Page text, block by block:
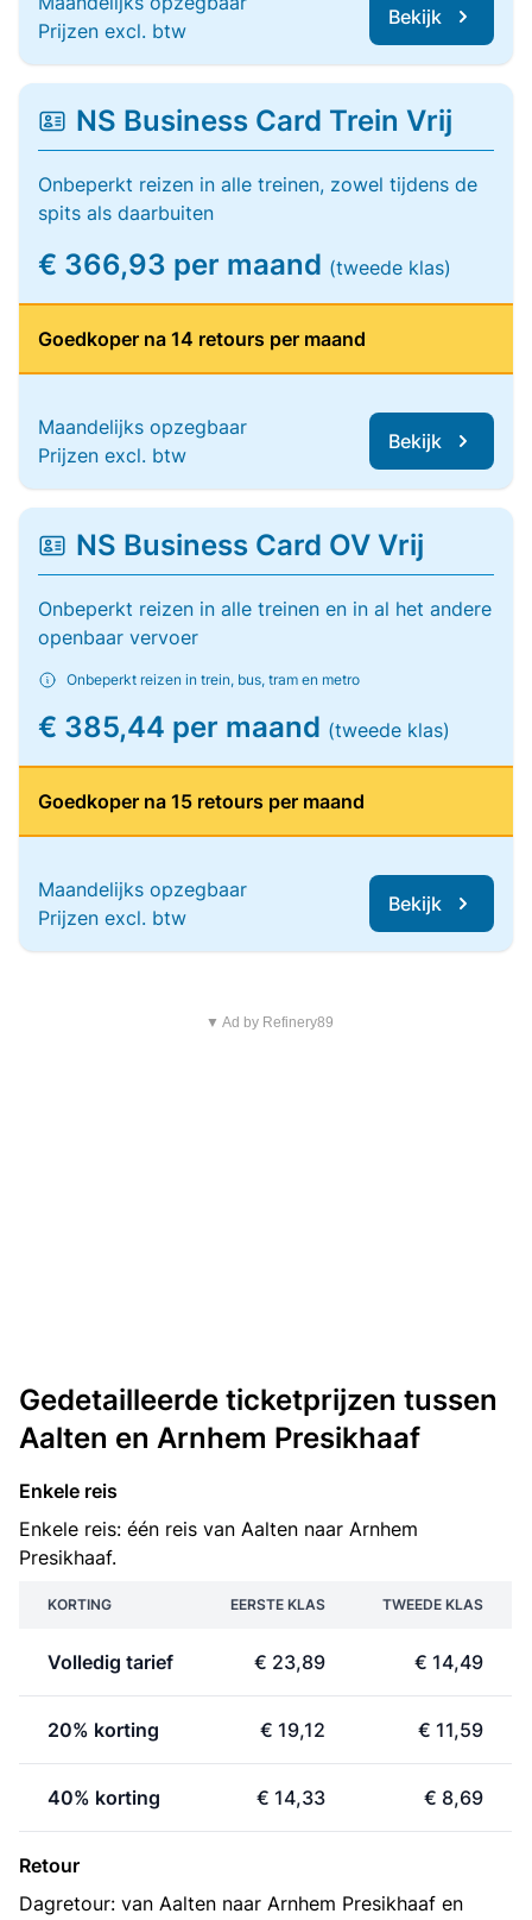
Prijzen excl. btw
Bekijk
NS Business Card Trein Vrij
Onbeperkt reizen in alle treinen, zowel tijdens de
spits als daarbuiten
€ 366,93 per maand (tweede klas)
Goedkoper na 14 retours per maand
Maandelijks opzegbaar
Prijzen excl. btw
Bekijk
NS Business Card OV Vrij
Onbeperkt reizen in alle treinen en in al het andere
openbaar vervoer
Onbeperkt reizen in trein, bus, tram en metro
€ 385,44 per maand (tweede klas)
Goedkoper na 15 retours per maand
Maandelijks opzegbaar
Prijzen excl. btw
Bekijk
▼ Ad by Refinery89
Gedetailleerde ticketprijzen tussen
Aalten en Arnhem Presikhaaf
Enkele reis
Enkele reis: één reis van Aalten naar Arnhem
Presikhaaf.
KORTING EERSTE KLAS TWEEDE KLAS
Volledig tarief € 23,89 € 14,49
20% korting € 19,12 € 11,59
40% korting € 14,33 € 8,69
Retour
Dagretour: van Aalten naar Arnhem Presikhaaf en